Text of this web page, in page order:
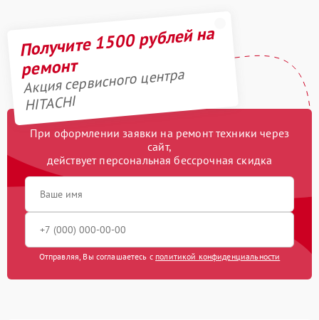
Получите 1500 рублей на
ремонт
Акция сервисного центра
HITACHI
При оформлении заявки на ремонт техники через
сайт,
действует персональная бессрочная скидка
Отправляя, Вы соглашаетесь с политикой конфиденциальности